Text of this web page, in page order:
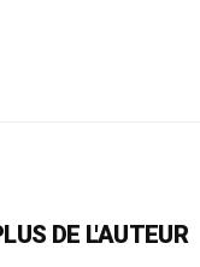
DE L'AUTEUR